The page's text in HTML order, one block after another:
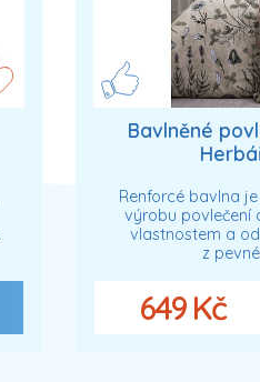
Bavlněné
Renforcé bavlna
výrobu povlečení
vlastnostem a
z
649 Kč